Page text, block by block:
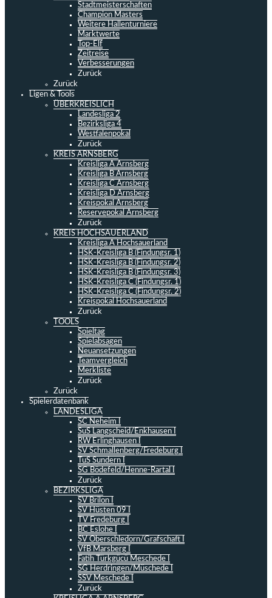
Stadtmeisterschaften
Champion Masters
Weitere Hallenturniere
Marktwerte
Top-Elf
Zeitreise
Verbesserungen
Zurück
Zurück
Ligen & Tools
ÜBERKREISLICH
Landesliga 2
Bezirksliga 4
Westfalenpokal
Zurück
KREIS ARNSBERG
Kreisliga A Arnsberg
Kreisliga B Arnsberg
Kreisliga C Arnsberg
Kreisliga D Arnsberg
Kreispokal Arnsberg
Reservepokal Arnsberg
Zurück
KREIS HOCHSAUERLAND
Kreisliga A Hochsauerland
HSK-Kreisliga B (Findungsr. 1)
HSK-Kreisliga B (Findungsr. 2)
HSK-Kreisliga B (Findungsr. 3)
HSK-Kreisliga C (Findungsr. 1)
HSK-Kreisliga C (Findungsr. 2)
Kreispokal Hochsauerland
Zurück
TOOLS
Spieltag
Spielabsagen
Neuansetzungen
Teamvergleich
Merkliste
Zurück
Zurück
Spielerdatenbank
LANDESLIGA
SC Neheim I
SuS Langscheid/Enkhausen I
RW Erlinghausen I
SV Schmallenberg/Fredeburg I
TuS Sundern I
SG Bödefeld/Henne-Rartal I
Zurück
BEZIRKSLIGA
SV Brilon I
SV Hüsten 09 I
TV Fredeburg I
BC Eslohe I
SV Oberschledorn/Grafschaft I
VfB Marsberg I
Fatih Türkgücü Meschede I
SG Herdringen/Müschede I
SSV Meschede I
Zurück